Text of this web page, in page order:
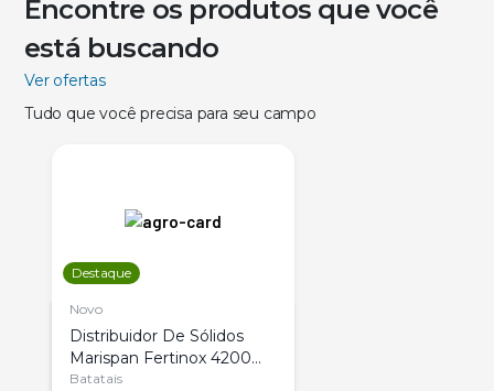
Encontre os produtos que você
está buscando
Ver ofertas
Tudo que você precisa para seu campo
Destaque
Novo
Distribuidor De Sólidos
Marispan Fertinox 4200
Citrus
Batatais